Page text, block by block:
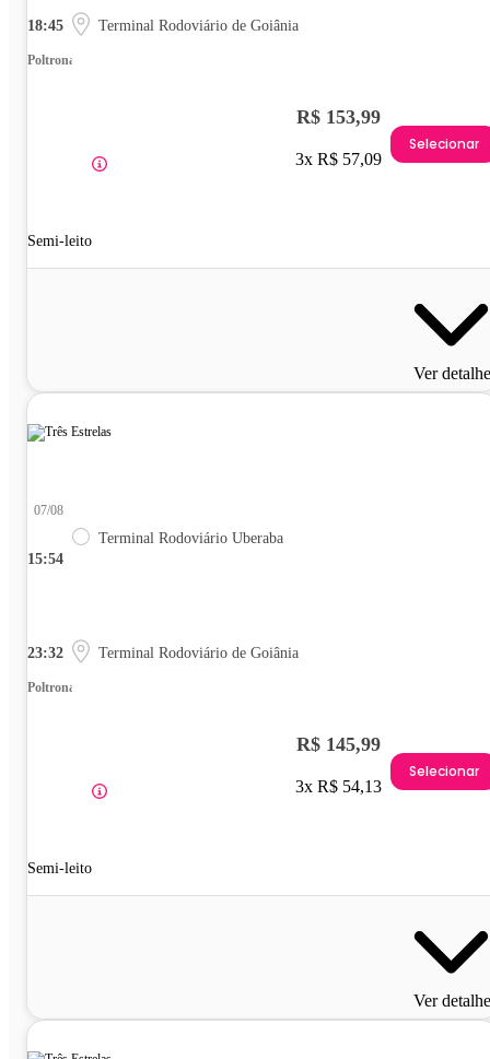
18:45 Terminal Rodoviário de Goiânia
Poltrona
Semi-leito
R$ 153,99
3x R$ 57,09
Selecionar
Ver
15:54
07/08
Terminal Rodoviário Uberaba
23:32 Terminal Rodoviário de Goiânia
Poltrona
Semi-leito
R$ 145,99
3x R$ 54,13
Selecionar
Ver